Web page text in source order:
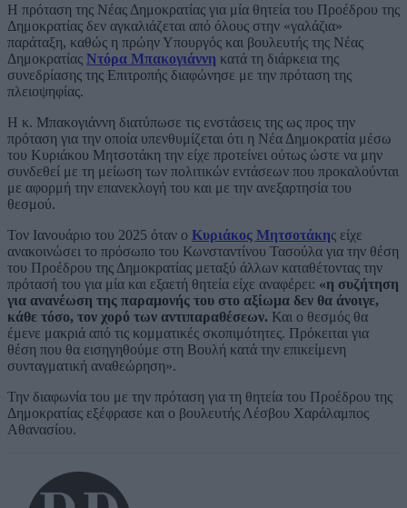
Η πρόταση της Νέας Δημοκρατίας για μία θητεία του Προέδρου της
Δημοκρατίας δεν αγκαλιάζεται από όλους στην «γαλάζια»
παράταξη, καθώς η πρώην Υπουργός και βουλευτής της Νέας
Δημοκρατίας Ντόρα Μπακογιάννη κατά τη διάρκεια της
συνεδρίασης της Επιτροπής διαφώνησε με την πρόταση της
πλειοψηφίας.
Η κ. Μπακογιάννη διατύπωσε τις ενστάσεις της ως προς την
πρόταση για την οποία υπενθυμίζεται ότι η Νέα Δημοκρατία μέσω
του Κυριάκου Μητσοτάκη την είχε προτείνει ούτως ώστε να μην
συνδεθεί με τη μείωση των πολιτικών εντάσεων που προκαλούνται
με αφορμή την επανεκλογή του και με την ανεξαρτησία του
θεσμού.
Τον Ιανουάριο του 2025 όταν ο Κυριάκος Μητσοτάκης είχε
ανακοινώσει το πρόσωπο του Κωνσταντίνου Τασούλα για την θέση
του Προέδρου της Δημοκρατίας μεταξύ άλλων καταθέτοντας την
πρότασή του για μία και εξαετή θητεία είχε αναφέρει: «η συζήτηση
για ανανέωση της παραμονής του στο αξίωμα δεν θα άνοιγε,
κάθε τόσο, τον χορό των αντιπαραθέσεων. Και ο θεσμός θα
έμενε μακριά από τις κομματικές σκοπιμότητες. Πρόκειται για
θέση που θα εισηγηθούμε στη Βουλή κατά την επικείμενη
συνταγματική αναθεώρηση».
Την διαφωνία του με την πρόταση για τη θητεία του Προέδρου της
Δημοκρατίας εξέφρασε και ο βουλευτής Λέσβου Χαράλαμπος
Αθανασίου.